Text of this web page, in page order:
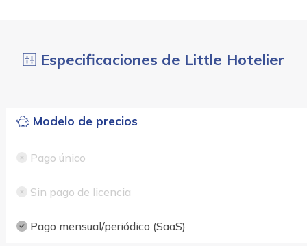
Especificaciones de Little Hotelier
Modelo de precios
Pago único
Sin pago de licencia
Pago mensual/periódico (SaaS)